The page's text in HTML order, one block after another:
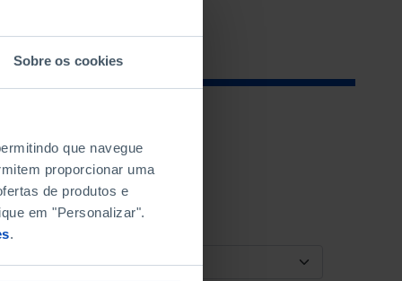
Sobre os cookies
que navegue
proporcionar uma
de produtos e
em "Personalizar".
.
ORDENAR POR